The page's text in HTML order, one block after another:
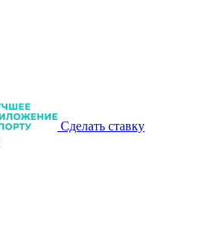
Сделать ставку